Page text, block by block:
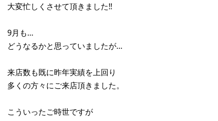
大変忙しくさせて頂きました‼︎
9月も…
どうなるかと思っていましたが…
来店数も既に昨年実績を上回り
多くの方々にご来店頂きました。
こういったご時世ですが